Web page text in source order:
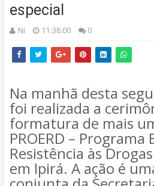
especial
Ni 11:38:00 0
Na manhã desta
foi realizada a
formatura de mais
PROERD – Programa
Resistência às
em Ipirá. A ação é